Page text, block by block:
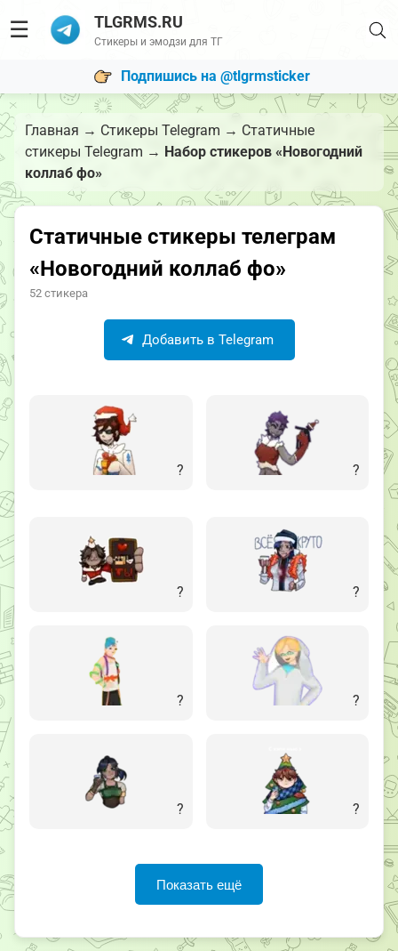
☰ TLGRMS.RU
Стикеры и эмодзи для ТГ
Подпишись на @tlgrmsticker
Главная → Стикеры Telegram → Статичные
стикеры Telegram → Набор стикеров «Новогодний
коллаб фо»
Статичные стикеры телеграм
«Новогодний коллаб фо»
52 стикера
Добавить в Telegram
? ?
? ?
? ?
? ?
Показать ещё